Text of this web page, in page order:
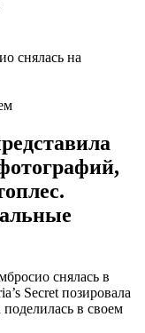
снялась в
Secret позировала
в своем